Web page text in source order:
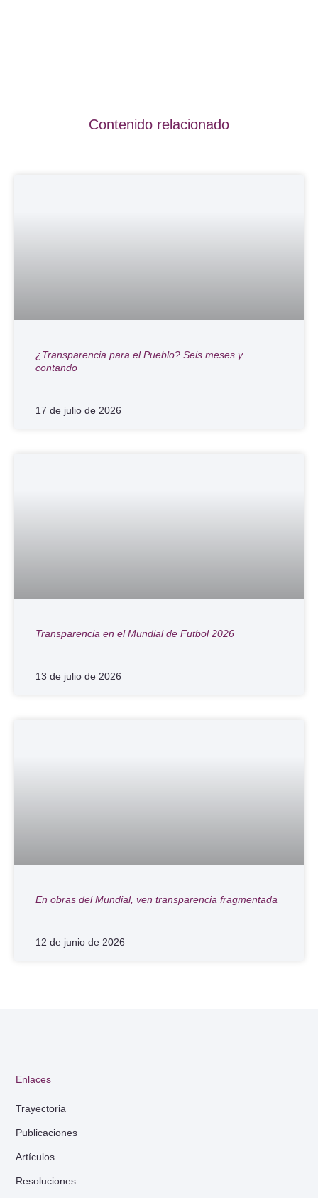
Contenido relacionado
¿Transparencia para el Pueblo? Seis meses y
contando
17 de julio de 2026
Transparencia en el Mundial de Futbol 2026
13 de julio de 2026
En obras del Mundial, ven transparencia fragmentada
12 de junio de 2026
Enlaces
Trayectoria
Publicaciones
Artículos
Resoluciones